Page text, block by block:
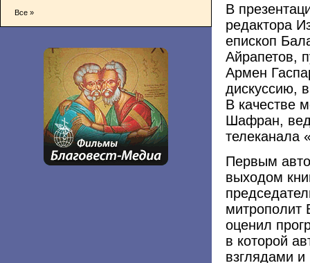
Все »
В
редактора
епископ
Айрапетов,
Армен
дискуссию,
В качестве
Шафран,
телеканала
Первым
выходом
митрополит
оценил
в которой
взглядами